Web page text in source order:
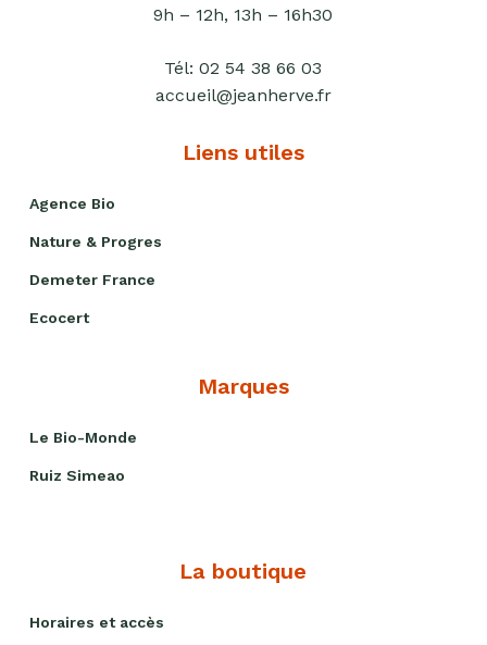
9h – 12h, 13h – 16h30
Tél:02 54 38 66 03
accueil@jeanherve.fr
Liens utiles
Agence Bio
Nature & Progres
Demeter France
Ecocert
Marques
Le Bio-Monde
Ruiz Simeao
La boutique
Horaires et accès